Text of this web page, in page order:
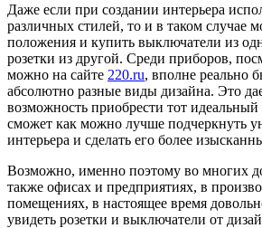
Даже если при создании интерьера
различных стилей, то и в таком случае
положения и купить выключатели из
розетки из другой. Среди приборов,
можно на сайте 220.ru, вполне реально
абсолютно разные виды дизайна. Это
возможность приобрести тот
сможет как можно лучше подчеркнуть
интерьера и сделать его более
Возможно, именно поэтому во многих
также офисах и предприятиях, в
помещениях, в настоящее время
увидеть розетки и выключатели от